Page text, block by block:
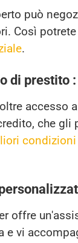
può
Così potrete
.
di prestito :
accesso
che gli
condizioni
offre
e vi